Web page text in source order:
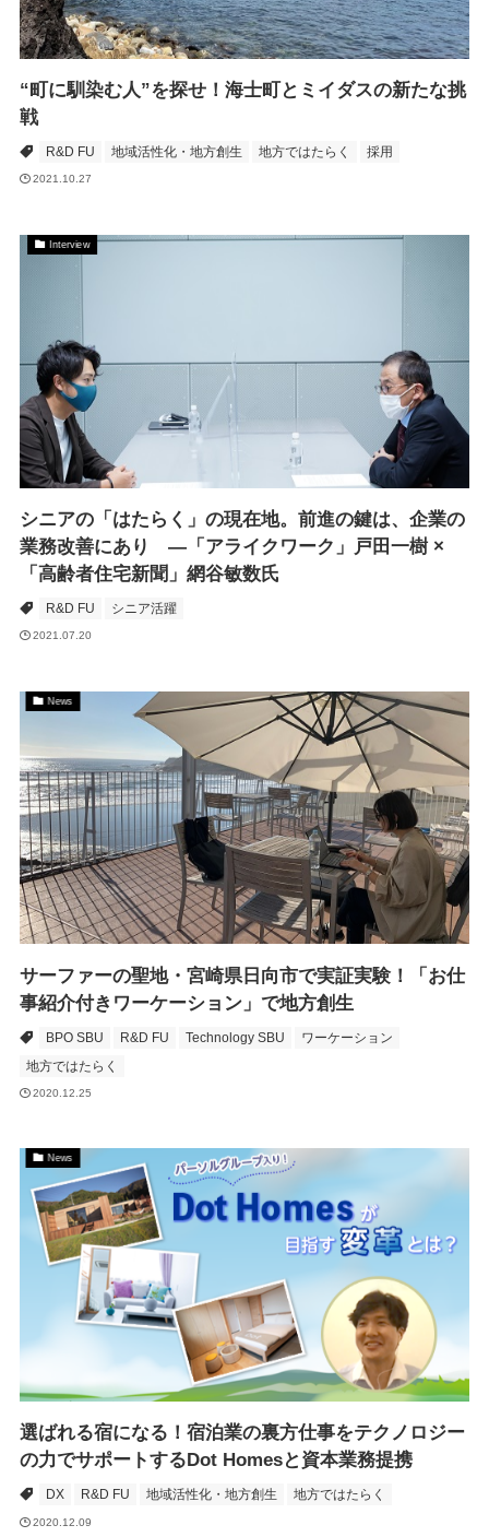
“町に馴染む人”を探せ！海士町とミイダスの新たな挑
戦
R&D FU 地域活性化・地方創生 地方ではたらく 採用
2021.10.27
Interview
シニアの「はたらく」の現在地。前進の鍵は、企業の
業務改善にあり ―「アライクワーク」戸田一樹 ×
「高齢者住宅新聞」網谷敏数氏
R&D FU シニア活躍
2021.07.20
News
サーファーの聖地・宮崎県日向市で実証実験！「お仕
事紹介付きワーケーション」で地方創生
BPO SBU R&D FU Technology SBU
ワーケーション
地方ではたらく
2020.12.25
News
選ばれる宿になる！宿泊業の裏方仕事をテクノロジー
の力でサポートするDot Homesと資本業務提携
DX R&D FU 地域活性化・地方創生 地方ではたらく
2020.12.09